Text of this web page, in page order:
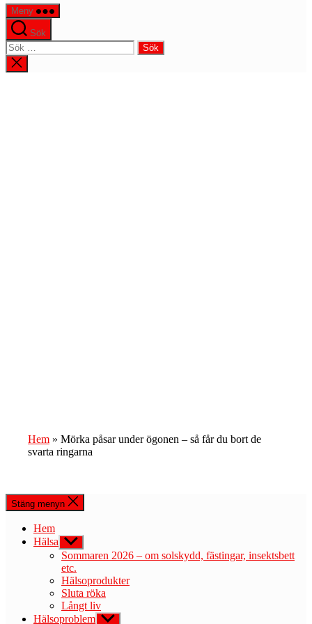
Meny
Sök
Sök
efter:
Stäng
sökningen
Hem » Mörka påsar under ögonen – så får du bort de
svarta ringarna
Stäng menyn
Hem
Hälsa Visa
undermeny
Sommaren 2026 – om solskydd, fästingar, insektsbett
etc.
Hälsoprodukter
Sluta röka
Långt liv
Hälsoproblem Visa